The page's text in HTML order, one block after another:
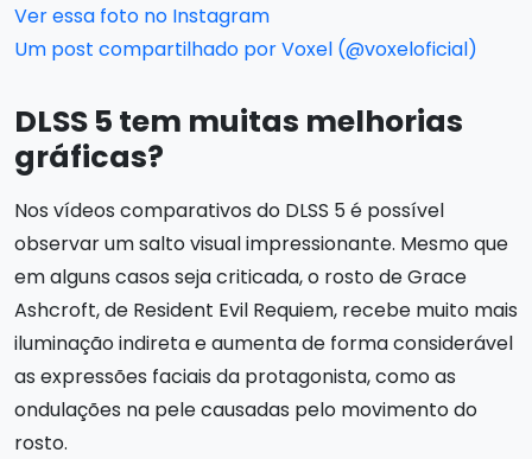
Ver essa foto no Instagram
Um post compartilhado por Voxel (@voxeloficial)
DLSS 5 tem muitas melhorias
gráficas?
Nos vídeos comparativos do DLSS 5 é possível
observar um salto visual impressionante. Mesmo que
em alguns casos seja criticada, o rosto de Grace
Ashcroft, de Resident Evil Requiem, recebe muito mais
iluminação indireta e aumenta de forma considerável
as expressões faciais da protagonista, como as
ondulações na pele causadas pelo movimento do
rosto.